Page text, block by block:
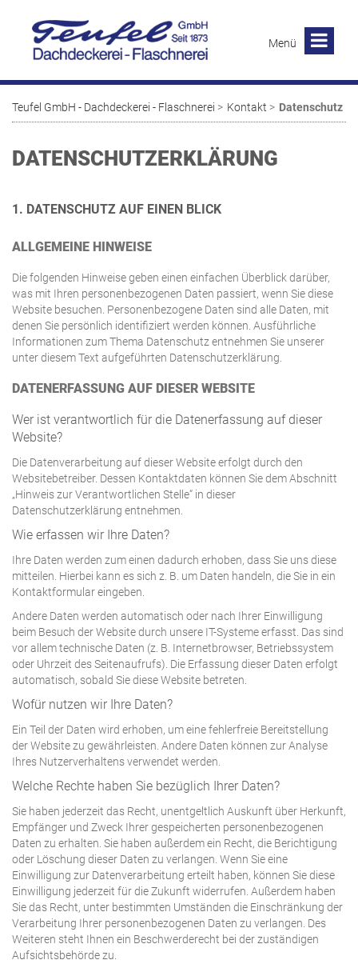
Menü
Teufel GmbH - Dachdeckerei - Flaschnerei Kontakt Datenschutz
DATENSCHUTZ­ERKLÄRUNG
1. DATENSCHUTZ AUF EINEN BLICK
ALLGEMEINE HINWEISE
Die folgenden Hinweise geben einen einfachen Überblick darüber,
was mit Ihren personenbezogenen Daten passiert, wenn Sie diese
Website besuchen. Personenbezogene Daten sind alle Daten, mit
denen Sie persönlich identifiziert werden können. Ausführliche
Informationen zum Thema Datenschutz entnehmen Sie unserer
unter diesem Text aufgeführten Datenschutzerklärung.
DATENERFASSUNG AUF DIESER WEBSITE
Wer ist verantwortlich für die Datenerfassung auf dieser
Website?
Die Datenverarbeitung auf dieser Website erfolgt durch den
Websitebetreiber. Dessen Kontaktdaten können Sie dem Abschnitt
„Hinweis zur Verantwortlichen Stelle“ in dieser
Datenschutzerklärung entnehmen.
Wie erfassen wir Ihre Daten?
Ihre Daten werden zum einen dadurch erhoben, dass Sie uns diese
mitteilen. Hierbei kann es sich z. B. um Daten handeln, die Sie in ein
Kontaktformular eingeben.
Andere Daten werden automatisch oder nach Ihrer Einwilligung
beim Besuch der Website durch unsere IT-Systeme erfasst. Das sind
vor allem technische Daten (z. B. Internetbrowser, Betriebssystem
oder Uhrzeit des Seitenaufrufs). Die Erfassung dieser Daten erfolgt
automatisch, sobald Sie diese Website betreten.
Wofür nutzen wir Ihre Daten?
Ein Teil der Daten wird erhoben, um eine fehlerfreie Bereitstellung
der Website zu gewährleisten. Andere Daten können zur Analyse
Ihres Nutzerverhaltens verwendet werden.
Welche Rechte haben Sie bezüglich Ihrer Daten?
Sie haben jederzeit das Recht, unentgeltlich Auskunft über Herkunft,
Empfänger und Zweck Ihrer gespeicherten personenbezogenen
Daten zu erhalten. Sie haben außerdem ein Recht, die Berichtigung
oder Löschung dieser Daten zu verlangen. Wenn Sie eine
Einwilligung zur Datenverarbeitung erteilt haben, können Sie diese
Einwilligung jederzeit für die Zukunft widerrufen. Außerdem haben
Sie das Recht, unter bestimmten Umständen die Einschränkung der
Verarbeitung Ihrer personenbezogenen Daten zu verlangen. Des
Weiteren steht Ihnen ein Beschwerderecht bei der zuständigen
Aufsichtsbehörde zu.